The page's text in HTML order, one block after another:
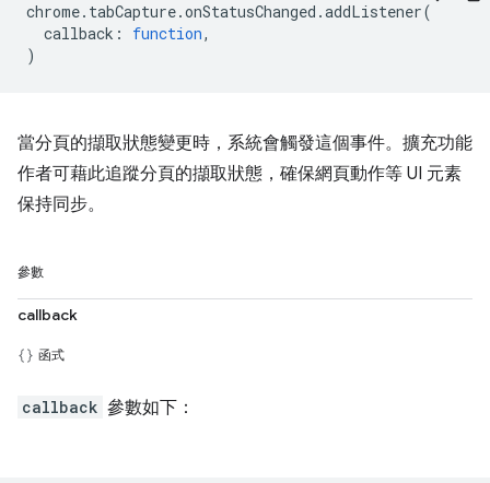
chrome. tabCapture.onStatusChanged .addListener(
callback : function,
)
當分頁的擷取狀態變更時，系統會觸發這個事件。擴充功能
作者可藉此追蹤分頁的擷取狀態，確保網頁動作等 UI 元素
保持同步。
參數
callback
函式
callback 參數如下：